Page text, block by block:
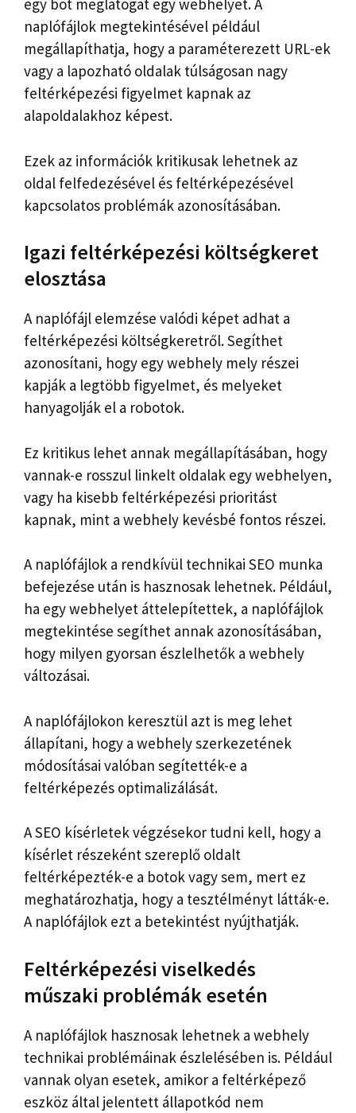
egy bot meglátogat egy webhelyet. A
naplófájlok megtekintésével például
megállapíthatja, hogy a paraméterezett URL-ek
vagy a lapozható oldalak túlságosan nagy
feltérképezési figyelmet kapnak az
alapoldalakhoz képest.
Ezek az információk kritikusak lehetnek az
oldal felfedezésével és feltérképezésével
kapcsolatos problémák azonosításában.
Igazi feltérképezési költségkeret
elosztása
A naplófájl elemzése valódi képet adhat a
feltérképezési költségkeretről. Segíthet
azonosítani, hogy egy webhely mely részei
kapják a legtöbb figyelmet, és melyeket
hanyagolják el a robotok.
Ez kritikus lehet annak megállapításában, hogy
vannak-e rosszul linkelt oldalak egy webhelyen,
vagy ha kisebb feltérképezési prioritást
kapnak, mint a webhely kevésbé fontos részei.
A naplófájlok a rendkívül technikai SEO munka
befejezése után is hasznosak lehetnek. Például,
ha egy webhelyet áttelepítettek, a naplófájlok
megtekintése segíthet annak azonosításában,
hogy milyen gyorsan észlelhetők a webhely
változásai.
A naplófájlokon keresztül azt is meg lehet
állapítani, hogy a webhely szerkezetének
módosításai valóban segítették-e a
feltérképezés optimalizálását.
A SEO kísérletek végzésekor tudni kell, hogy a
kísérlet részeként szereplő oldalt
feltérképezték-e a botok vagy sem, mert ez
meghatározhatja, hogy a tesztélményt látták-e.
A naplófájlok ezt a betekintést nyújthatják.
Feltérképezési viselkedés
műszaki problémák esetén
A naplófájlok hasznosak lehetnek a webhely
technikai problémáinak észlelésében is. Például
vannak olyan esetek, amikor a feltérképező
eszköz által jelentett állapotkód nem